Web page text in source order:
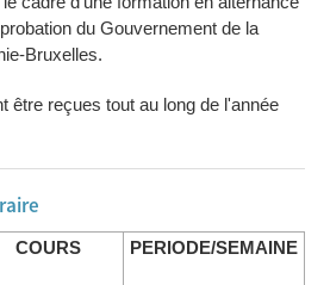
du Gouvernement de la
Bruxelles.
être reçues tout au long de l'année
COURS PERIODE/SEMAINE